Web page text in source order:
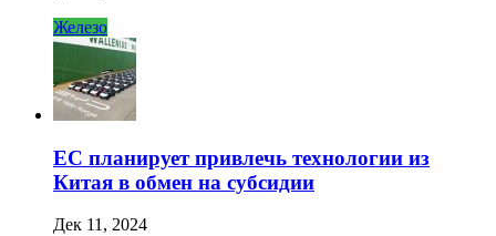
Железо
ЕС планирует привлечь технологии из
Китая в обмен на субсидии
Дек 11, 2024